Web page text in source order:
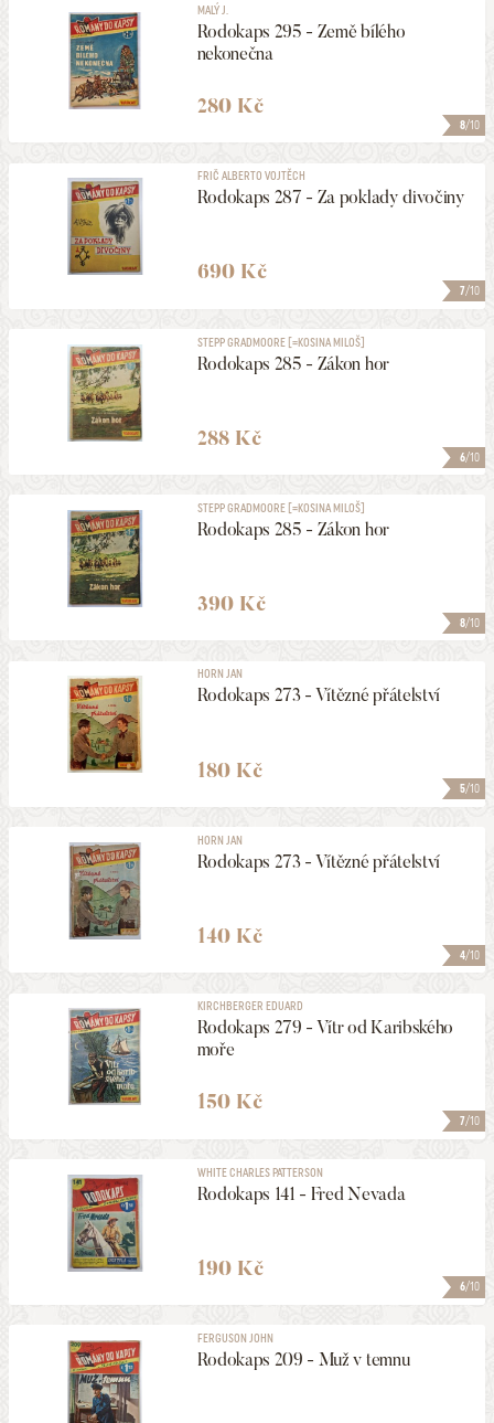
8/10
MALÝ J.
Rodokaps 295 - Země bílého
nekonečna
280 Kč
7/10
FRIČ ALBERTO VOJTĚCH
Rodokaps 287 - Za poklady divočiny
690 Kč
6/10
STEPP GRADMOORE [=KOSINA MILOŠ]
Rodokaps 285 - Zákon hor
288 Kč
8/10
STEPP GRADMOORE [=KOSINA MILOŠ]
Rodokaps 285 - Zákon hor
390 Kč
5/10
HORN JAN
Rodokaps 273 - Vítězné přátelství
180 Kč
4/10
HORN JAN
Rodokaps 273 - Vítězné přátelství
140 Kč
7/10
KIRCHBERGER EDUARD
Rodokaps 279 - Vítr od Karibského
moře
150 Kč
6/10
WHITE CHARLES PATTERSON
Rodokaps 141 - Fred Nevada
190 Kč
FERGUSON JOHN
Rodokaps 209 - Muž v temnu